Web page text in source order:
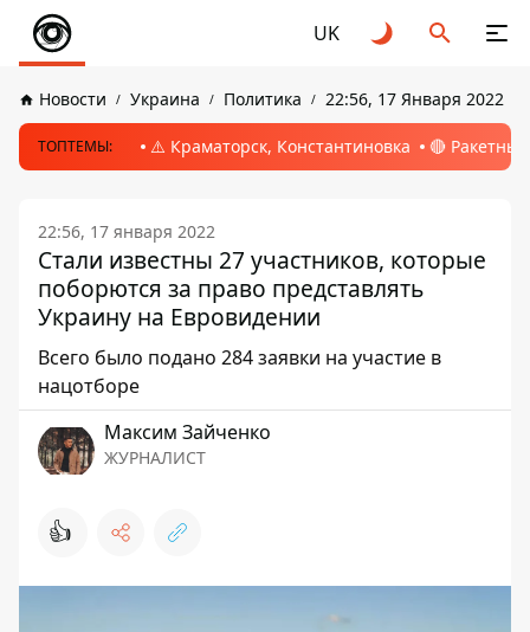
UK
Новости Украина Политика 22:56, 17 Января 2022
ТОПТЕМЫ: ⚠️ Краматорск, Константиновка 🔴
22:56, 17 января 2022
Стали известны 27 участников, которые
поборются за право представлять
Украину на Евровидении
Всего было подано 284 заявки на участие в
нацотборе
Максим Зайченко
ЖУРНАЛИСТ
👍